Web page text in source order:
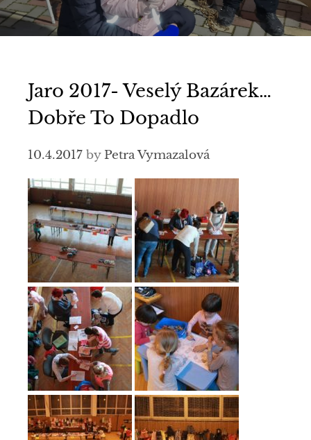
Jaro 2017- Veselý Bazárek…
Dobře To Dopadlo
10.4.2017 byPetra Vymazalová